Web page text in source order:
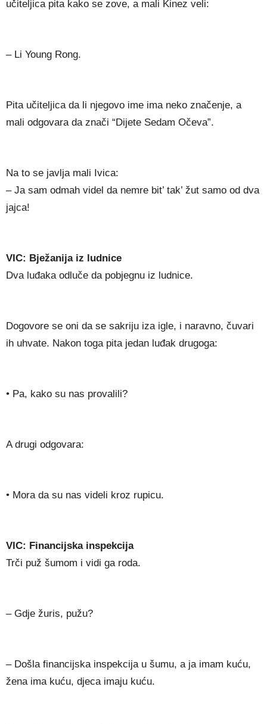
učiteljica pita kako se zove, a mali Kinez veli:
– Li Young Rong.
Pita učiteljica da li njegovo ime ima neko značenje, a
mali odgovara da znači “Dijete Sedam Očeva”.
Na to se javlja mali Ivica:
– Ja sam odmah videl da nemre bit’ tak’ žut samo od dva
jajca!
VIC: Bježanija iz ludnice
Dva luđaka odluče da pobjegnu iz ludnice.
Dogovore se oni da se sakriju iza igle, i naravno, čuvari
ih uhvate. Nakon toga pita jedan luđak drugoga:
• Pa, kako su nas provalili?
A drugi odgovara:
• Mora da su nas videli kroz rupicu.
VIC: Financijska inspekcija
Trči puž šumom i vidi ga roda.
– Gdje žuris, pužu?
– Došla financijska inspekcija u šumu, a ja imam kuću,
žena ima kuću, djeca imaju kuću.